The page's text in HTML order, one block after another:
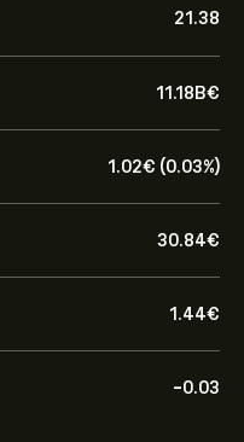
21.38
11.18B‎€‎
1.02‎€‎ (0.03%)
30.84‎€‎
1.44‎€‎
-0.03